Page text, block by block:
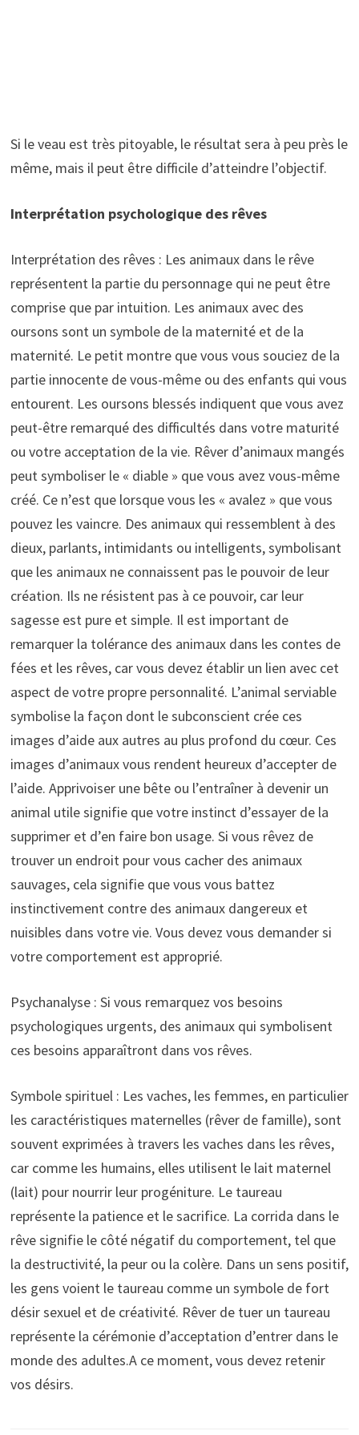
Si le veau est très pitoyable, le résultat sera à peu près le
même, mais il peut être difficile d’atteindre l’objectif.
Interprétation psychologique des rêves
Interprétation des rêves : Les animaux dans le rêve
représentent la partie du personnage qui ne peut être
comprise que par intuition. Les animaux avec des
oursons sont un symbole de la maternité et de la
maternité. Le petit montre que vous vous souciez de la
partie innocente de vous-même ou des enfants qui vous
entourent. Les oursons blessés indiquent que vous avez
peut-être remarqué des difficultés dans votre maturité
ou votre acceptation de la vie. Rêver d’animaux mangés
peut symboliser le « diable » que vous avez vous-même
créé. Ce n’est que lorsque vous les « avalez » que vous
pouvez les vaincre. Des animaux qui ressemblent à des
dieux, parlants, intimidants ou intelligents, symbolisant
que les animaux ne connaissent pas le pouvoir de leur
création. Ils ne résistent pas à ce pouvoir, car leur
sagesse est pure et simple. Il est important de
remarquer la tolérance des animaux dans les contes de
fées et les rêves, car vous devez établir un lien avec cet
aspect de votre propre personnalité. L’animal serviable
symbolise la façon dont le subconscient crée ces
images d’aide aux autres au plus profond du cœur. Ces
images d’animaux vous rendent heureux d’accepter de
l’aide. Apprivoiser une bête ou l’entraîner à devenir un
animal utile signifie que votre instinct d’essayer de la
supprimer et d’en faire bon usage. Si vous rêvez de
trouver un endroit pour vous cacher des animaux
sauvages, cela signifie que vous vous battez
instinctivement contre des animaux dangereux et
nuisibles dans votre vie. Vous devez vous demander si
votre comportement est approprié.
Psychanalyse : Si vous remarquez vos besoins
psychologiques urgents, des animaux qui symbolisent
ces besoins apparaîtront dans vos rêves.
Symbole spirituel : Les vaches, les femmes, en particulier
les caractéristiques maternelles (rêver de famille), sont
souvent exprimées à travers les vaches dans les rêves,
car comme les humains, elles utilisent le lait maternel
(lait) pour nourrir leur progéniture. Le taureau
représente la patience et le sacrifice. La corrida dans le
rêve signifie le côté négatif du comportement, tel que
la destructivité, la peur ou la colère. Dans un sens positif,
les gens voient le taureau comme un symbole de fort
désir sexuel et de créativité. Rêver de tuer un taureau
représente la cérémonie d’acceptation d’entrer dans le
monde des adultes.A ce moment, vous devez retenir
vos désirs.